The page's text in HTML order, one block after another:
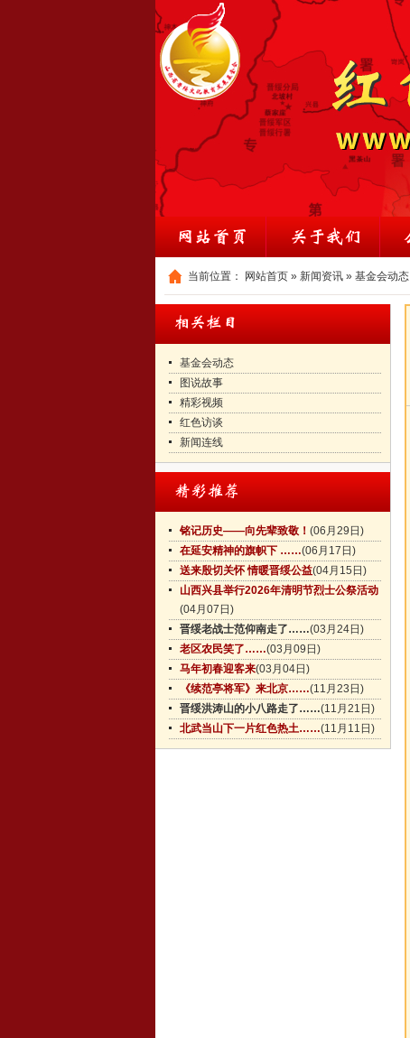
当前位置： 网站首页 » 新闻资讯 » 基金会动态
基金会动态
图说故事
精彩视频
红色访谈
新闻连线
铭记历史——向先辈致敬！ (06月29日)
在延安精神的旗帜下 ……(06月17日)
送来殷切关怀 情暖晋绥公益(04月15日)
山西兴县举行2026年清明节烈士公祭活动
(04月07日)
晋绥老战士范仰南走了……(03月24日)
老区农民笑了……(03月09日)
马年初春迎客来(03月04日)
《续范亭将军》来北京……(11月23日)
晋绥洪涛山的小八路走了……(11月21日)
北武当山下一片红色热土……(11月11日)